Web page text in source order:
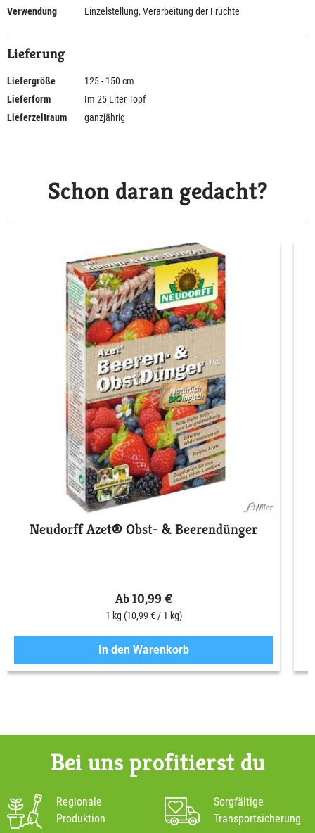
Verwendung
Einzelstellung, Verarbeitung der Früchte
Lieferung
Liefergröße
125 - 150 cm
Lieferform
Im 25 Liter Topf
Lieferzeitraum
ganzjährig
Schon daran gedacht?
Neudorff Azet® Obst- & Beerendünger
Ab 10,99 €
1 kg (10,99 € / 1 kg)
In den Warenkorb
Bei uns profitierst du
Regionale
Produktion
Sorgfältige
Transportsicherung